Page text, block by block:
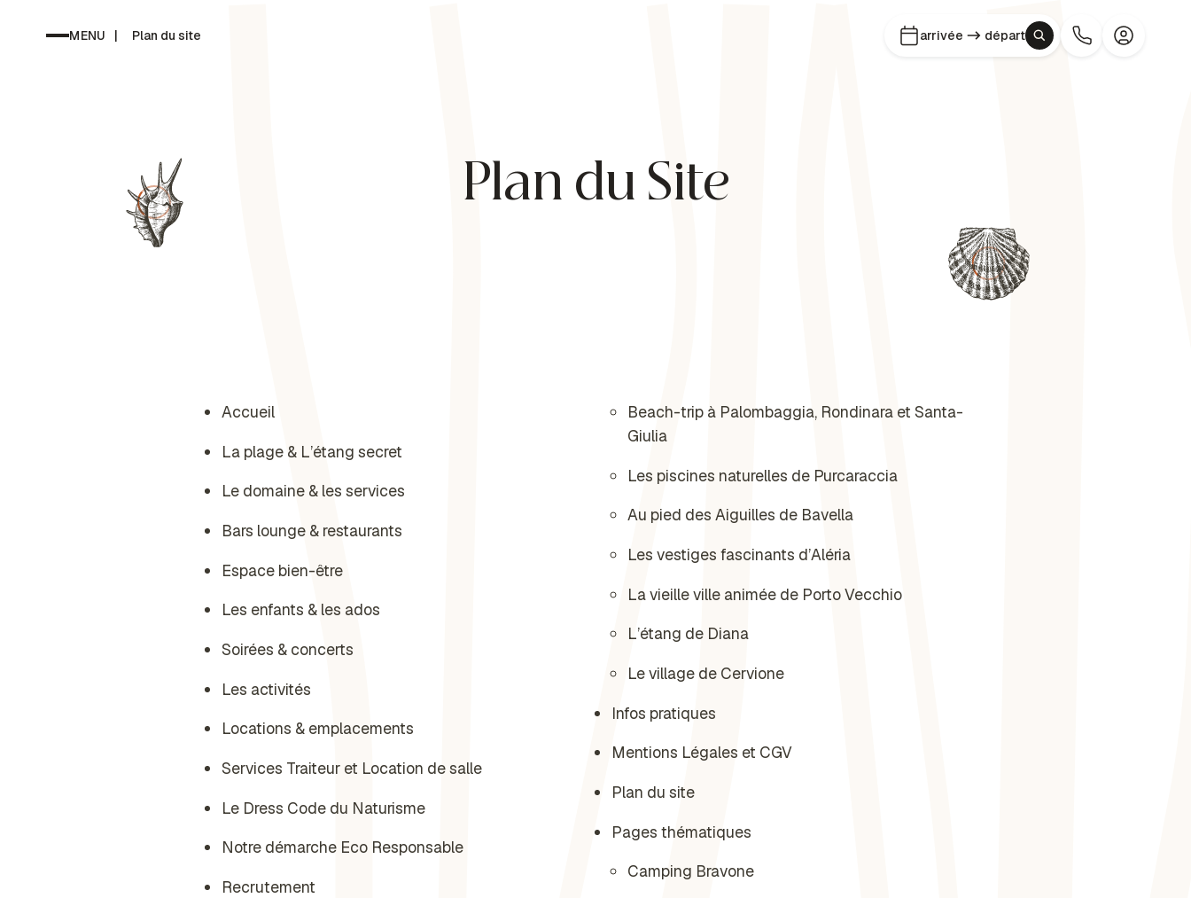
MENU | Plan du site arrivée départ
Plan du Site
Accueil
La plage & L’étang secret
Le domaine & les services
Bars lounge & restaurants
Espace bien-être
Les enfants & les ados
Soirées & concerts
Les activités
Locations & emplacements
Services Traiteur et Location de salle
Le Dress Code du Naturisme
Notre démarche Eco Responsable
Recrutement
Beach-trip à Palombaggia, Rondinara et Santa-
Giulia
Les piscines naturelles de Purcaraccia
Au pied des Aiguilles de Bavella
Les vestiges fascinants d’Aléria
La vieille ville animée de Porto Vecchio
L’étang de Diana
Le village de Cervione
Infos pratiques
Mentions Légales et CGV
Plan du site
Pages thématiques
Camping Bravone